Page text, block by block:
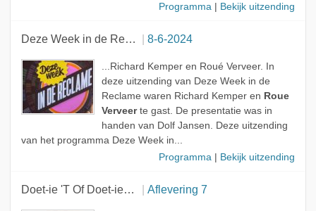
Programma
Bekijk uitzending
Deze Week in de Reclame 8-6-2024
...Richard Kemper en Roué Verveer. In
deze uitzending van Deze Week in de
Reclame waren Richard Kemper en Roue
Verveerte gast. De presentatie was in
handen van Dolf Jansen. Deze uitzending
van het programma Deze Week in...
Programma
Bekijk uitzending
Doet-ie 'T Of Doet-ie 'T Niet Aflevering 7